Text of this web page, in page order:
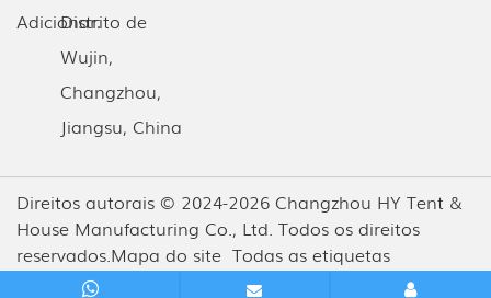
Adicionar:Distrito de
Wujin,
Changzhou,
Jiangsu, China
Direitos autorais © 2024-2026 Changzhou HY Tent &
House Manufacturing Co., Ltd. Todos os direitos
reservados. Mapa do site Todas as etiquetas